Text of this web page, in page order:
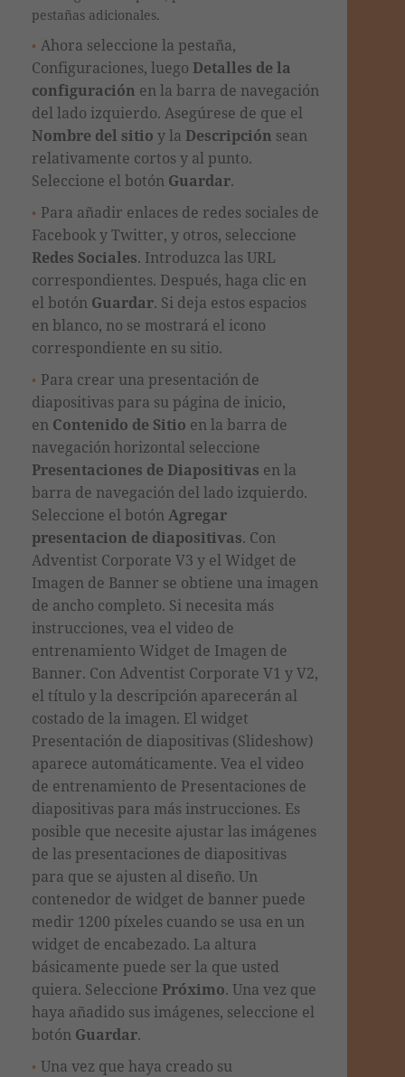
pestañas adicionales.
Ahora seleccione la pestaña,
Configuraciones, luego Detalles de la
configuración en la barra de navegación
del lado izquierdo. Asegúrese de que el
Nombre del sitio y la Descripción sean
relativamente cortos y al punto.
Seleccione el botón Guardar.
Para añadir enlaces de redes sociales de
Facebook y Twitter, y otros, seleccione
Redes Sociales. Introduzca las URL
correspondientes. Después, haga clic en
el botón Guardar. Si deja estos espacios
en blanco, no se mostrará el icono
correspondiente en su sitio.
Para crear una presentación de
diapositivas para su página de inicio,
en Contenido de Sitio en la barra de
navegación horizontal seleccione
Presentaciones de Diapositivas en la
barra de navegación del lado izquierdo.
Seleccione el botónAgregar
presentacion de diapositivas. Con
Adventist Corporate V3 y el Widget de
Imagen de Banner se obtiene una imagen
de ancho completo. Si necesita más
instrucciones, vea el video de
entrenamiento Widget de Imagen de
Banner. Con Adventist Corporate V1 y V2,
el título y la descripción aparecerán al
costado de la imagen. El widget
Presentación de diapositivas (Slideshow)
aparece automáticamente. Vea el video
de entrenamiento de Presentaciones de
diapositivas para más instrucciones. Es
posible que necesite ajustar las imágenes
de las presentaciones de diapositivas
para que se ajusten al diseño. Un
contenedor de widget de banner puede
medir 1200 píxeles cuando se usa en un
widget de encabezado. La altura
básicamente puede ser la que usted
quiera. Seleccione Próximo. Una vez que
haya añadido sus imágenes, seleccione el
botón Guardar.
Una vez que haya creado su